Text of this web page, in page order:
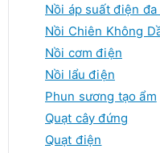
Nồi áp suất điện đa
Nồi Chiên Không
Nồi cơm điện
Nồi lẩu điện
Phun sương tạo ẩm
Quạt cây đứng
Quạt điện